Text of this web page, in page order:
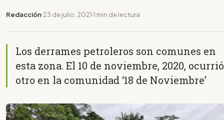
Redacción 23 de julio, 2021 1 min de lectura
Los derrames petroleros son comunes en
esta zona. El 10 de noviembre, 2020, ocurrió
otro en la comunidad ‘18 de Noviembre’